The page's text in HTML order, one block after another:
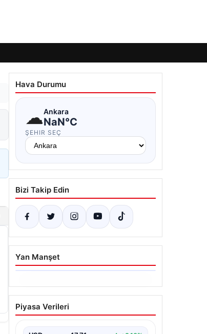
Hava Durumu
☁Ankara
NaN°C
ŞEHIR SEÇ
Bizi Takip Edin
Yan Manşet
06.08.2026
Trabzonspor’da Mohamed
Salah’ın Transferinde
Piyasa Verileri